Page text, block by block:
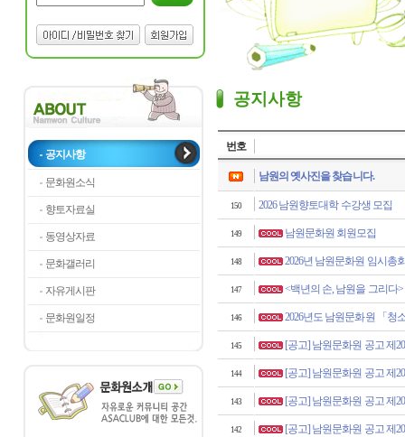
공지사항
문화원소식
향토자료실
동영상자료
문화갤러리
자유게시판
문화원일정
공지사항
번호
남원의 옛사진을 찾습니다.
150 2026 남원향토대학 수강생 모집
149 남원문화원 회원모집
148 2026년 남원문화원 임시총
147 <백년의 손, 남원을 그리다
146 2026년도 남원문화원 「청
145 [공고] 남원문화원 공고 제
144 [공고] 남원문화원 공고 제
143 [공고] 남원문화원 공고 제
142 [공고] 남원문화원 공고 제